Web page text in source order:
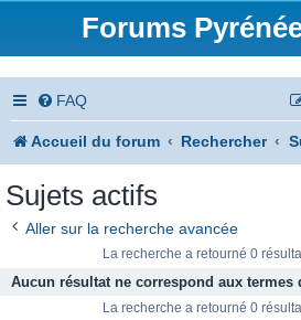
Forums
FAQ
Accueil du forum Rechercher
Sujets actifs
Aller sur la recherche avancée
La recherche a retourné 0
Aucun résultat ne correspond aux termes
La recherche a retourné 0